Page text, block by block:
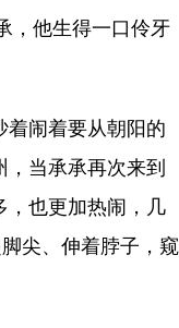
，他生得一口伶牙
闹着要从朝阳的
当承承再次来到
也更加热闹，几
尖、伸着脖子，窥